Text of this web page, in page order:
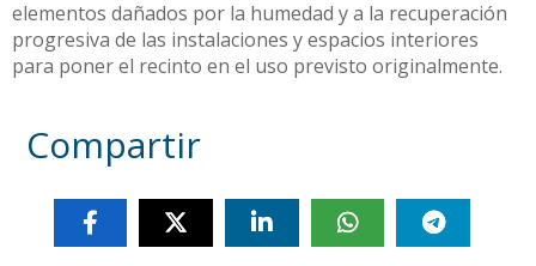
elementos dañados por la humedad y a la recuperación
progresiva de las instalaciones y espacios interiores
para poner el recinto en el uso previsto originalmente.
Compartir